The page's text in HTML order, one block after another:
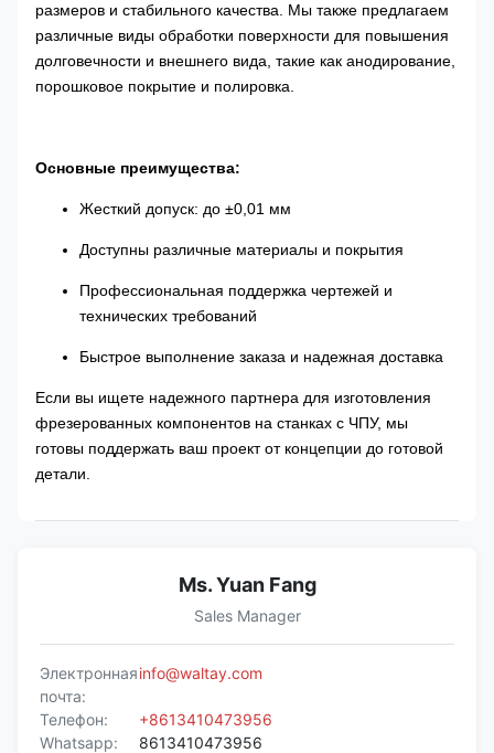
размеров и стабильного качества. Мы также предлагаем
различные виды обработки поверхности для повышения
долговечности и внешнего вида, такие как анодирование,
порошковое покрытие и полировка.
Основные преимущества:
Жесткий допуск: до ±0,01 мм
Доступны различные материалы и покрытия
Профессиональная поддержка чертежей и
технических требований
Быстрое выполнение заказа и надежная доставка
Если вы ищете надежного партнера для изготовления
фрезерованных компонентов на станках с ЧПУ, мы
готовы поддержать ваш проект от концепции до готовой
детали.
Ms. Yuan Fang
Sales Manager
Электронная
почта:
info@waltay.com
Телефон:
+8613410473956
Whatsapp:
8613410473956